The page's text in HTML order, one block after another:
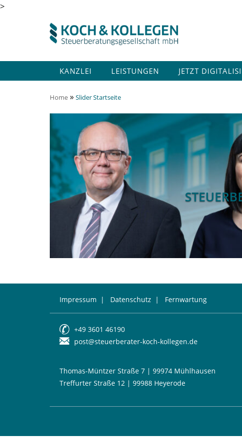
>
KANZLEI LEISTUNGEN JETZT
Home » Slider Startseite
Impressum | Datenschutz | Fernwartung
+49 3601 46190
post@steuerberater-koch-kollegen.de
Thomas-Müntzer Straße 7 | 99974 Mühlhausen
Treffurter Straße 12 | 99988 Heyerode